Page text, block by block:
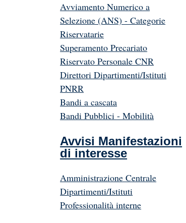
Avviamento Numerico a
Selezione (ANS) - Categorie
Riservatarie
Superamento Precariato
Riservato Personale CNR
Direttori Dipartimenti/Istituti
PNRR
Bandi a cascata
Bandi Pubblici - Mobilità
Avvisi Manifestazioni
di interesse
Amministrazione Centrale
Dipartimenti/Istituti
Professionalità interne